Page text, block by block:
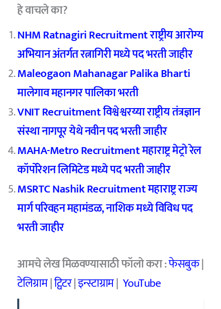
हे वाचले का?
NHM Ratnagiri Recruitment राष्ट्रीय आरोग्य
अभियान अंतर्गत रत्नागिरी मध्ये पद भरती जाहीर
Maleogaon Mahanagar Palika Bharti
मालेगाव महानगर पालिका भरती
VNIT Recruitment विश्वेश्वरय्या राष्ट्रीय तंत्रज्ञान
संस्था नागपूर येथे नवीन पद भरती जाहीर
MAHA-Metro Recruitment महाराष्ट्र मेट्रो रेल
कॉर्पोरेशन लिमिटेड मध्ये पद भरती जाहीर
MSRTC Nashik Recruitment महाराष्ट्र राज्य
मार्ग परिवहन महामंडळ, नाशिक मध्ये विविध पद
भरती जाहीर
आमचेलेख मिळवण्यासाठी फॉलो करा :फेसबुक|
टेलिग्राम|ट्विटर|इन्स्टाग्राम| YouTube